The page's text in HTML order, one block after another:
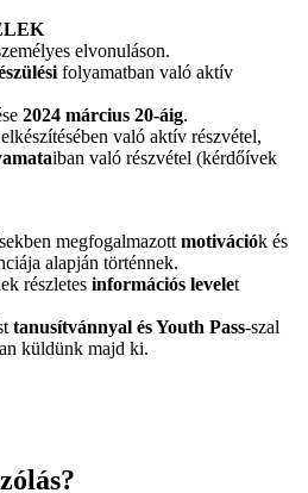
elvonuláson.
folyamatban való aktív
2024 március 20-áig.
való aktív részvétel,
iban való részvétel (kérdőívek
megfogalmazott motivációk és
alapján történnek.
részletes információs levelet
tanusítvánnyal és Youth Pass-szal
küldünk majd ki.